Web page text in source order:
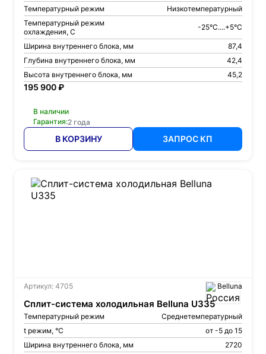
Температурный режим
Низкотемпературный
Температурный режим
охлаждения, С
-25°C....+5°C
Ширина внутреннего блока, мм
87,4
Глубина внутреннего блока, мм
42,4
Высота внутреннего блока, мм
45,2
195 900 ₽
В наличии
Гарантия:2 года
В КОРЗИНУ ЗАПРОС КП
Артикул: 4705 Belluna
Сплит-система холодильная Belluna U335
Температурный режим
Среднетемпературный
t режим, °С
от -5 до 15
Ширина внутреннего блока, мм
2720